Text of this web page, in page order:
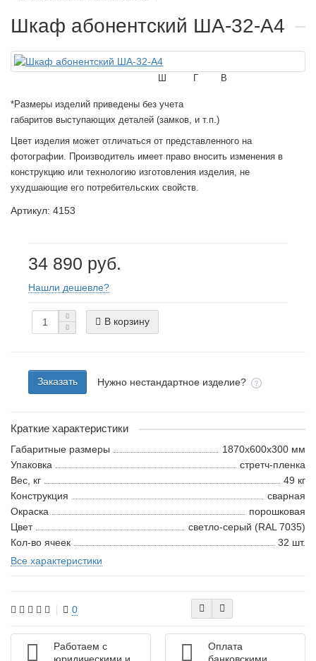
Шкаф абонентский ША-32-А4
Ш В
Г
*Размеры изделий приведены без учета
габаритов выступающих деталей (замков, и т.п.)
Цвет изделия может отличаться от представленного на
фотографии. Производитель имеет право вносить изменения в
конструкцию или технологию изготовления изделия, не
ухудшающие его потребительских свойств.
Артикул: 4153
34 890 руб.
Нашли дешевле?
В корзину
Заказать Нужно нестандартное изделие?
Краткие характеристики
Габаритные размеры
1870х600х300 мм
Упаковка
cтретч-пленка
Вес, кг
49 кг
Конструкция
сварная
Окраска
порошковая
Цвет
светло-серый (RAL 7035)
Кол-во ячеек
32 шт.
Все характеристики
0
Работаем с
Оплата